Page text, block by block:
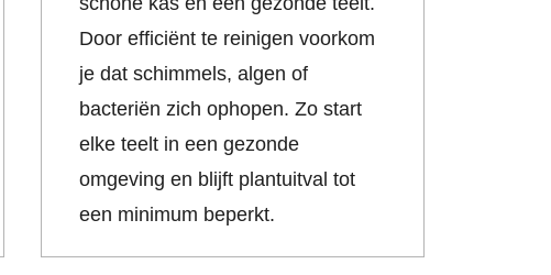
Door efficiënt te reinigen voorkom
je dat schimmels, algen of
bacteriën zich ophopen. Zo start
elke teelt in een gezonde
omgeving en blijft plantuitval tot
een minimum beperkt.